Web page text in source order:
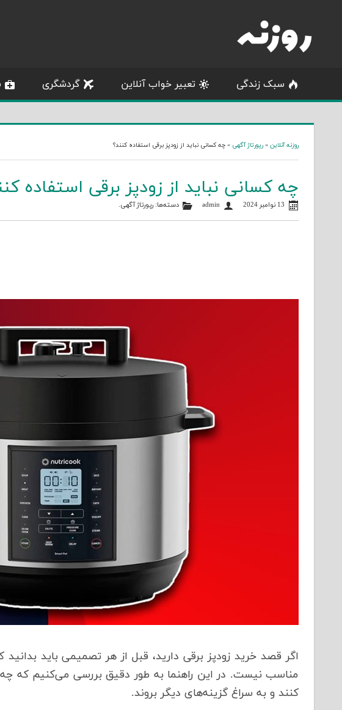
content
سبک زندگی تعبیر خواب آنلاین گردشگری
روزنه آنلاین »رپورتاژ آگهی »چه کسانی نباید از زودپز برقی استفاده کنند؟
چه کسانی نباید از زودپز برقی استفاده
13 نوامبر 2024 admin دسته‌ها:رپورتاژ آگهی.
اگر قصد خرید زودپز برقی دارید، قبل از هر تصمیمی باید بدانید
مناسب نیست. در این راهنما به طور دقیق بررسی می‌کنیم که چه
کنند و به سراغ گزینه‌های دیگر بروند.